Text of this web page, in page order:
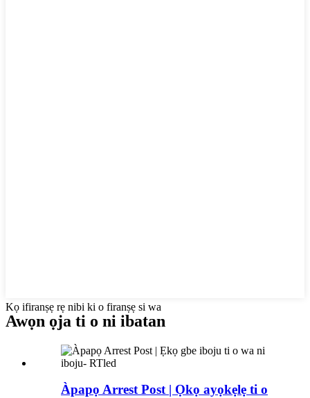
Kọ ifiranṣẹ rẹ nibi ki o firanṣẹ si wa
Awọn ọja ti o ni ibatan
Àpapọ Arrest Post | Ọkọ ayọkẹlẹ ti o